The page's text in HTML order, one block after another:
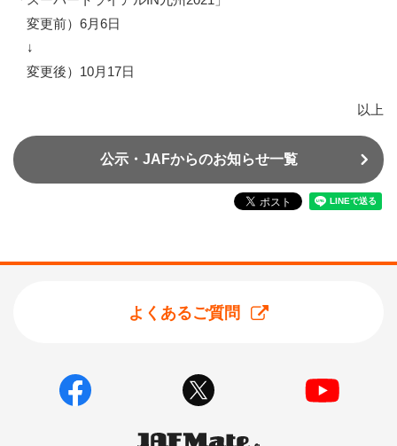
変更前）6月6日
↓
変更後）10月17日
以上
公示・JAFからのお知らせ一覧
よくあるご質問